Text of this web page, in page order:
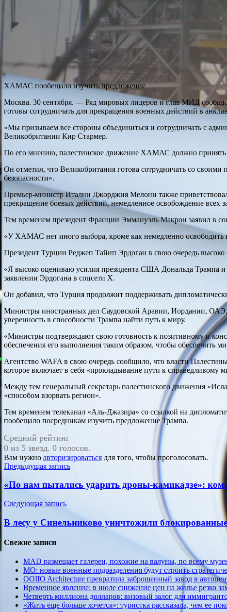
ХАМАС пообещало изучить предложение
Москва. 30 сентября. — Ряд мировых лидеров и глав МИД
готовы сотрудничать для прекращения военных действий в
«Мы призываем все стороны объединиться и сотрудничать с
Великобритании Кир Стармер.
По его мнению, палестинское движение ХАМАС должно
Он отметил, что Великобритания готова сотрудничать со
безопасности».
Премьер-министр Италии Джорджия Мелони также
прекращение боевых действий, немедленное освобождение всех
Тем временем президент Франции Эммануэль Макрон заявил в
«У ХАМАС нет иного выбора, кроме как немедленно освободить
Президент Турции Реджеп Тайип Эрдоган в свою очередь
«Я высоко оцениваю усилия президента США Дональда Трампа и
заявлении Эрдогана в соцсети X.
Он добавил, что Турция продолжит поддерживать
Министры иностранных дел Саудовской Аравии, Иордании,
уверенность в способности Трампа найти путь к миру.
«Министры подтверждают свою готовность к позитивному и
обеспечения его выполнения таким образом, чтобы обеспечить
Агентство WAFA в свою очередь сообщило, что власти
которое включает в себя «прокладывание пути к справедливому
Между тем генеральный секретарь палестинского движения
«способом взорвать регион».
Тем временем телеканал «Аль-Джазира» со ссылкой на
пообещало посредникам изучить предложение Трампа.
Средний рейтинг
0 из 5 звезд. 0 голосов.
Вам нужно авторизироваться для того, чтобы проголосовать.
Навигация
по
Предыдущая запись
«По нам пытались ударить дроны-камикадзе»:
Следующая запись
В лесу у Синельниково уничтожили
Свежие записи
MAD размещает галереи, похожие на валуны, по всему
МО: новые военные подразделения будут строить
OOIIO Architecture превратила заброшенный завод в
Временное явление: в июле снижение цен на жилье резко
Четверть миллиона долларов: визовый залог для
«Жить еще больше хочется»: туристка рассказала, чем ее